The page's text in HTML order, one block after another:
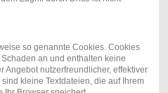
so genannte Cookies. Cookies
an und enthalten keine
Angebot nutzerfreundlicher, effektiver
kleine Textdateien, die auf Ihrem